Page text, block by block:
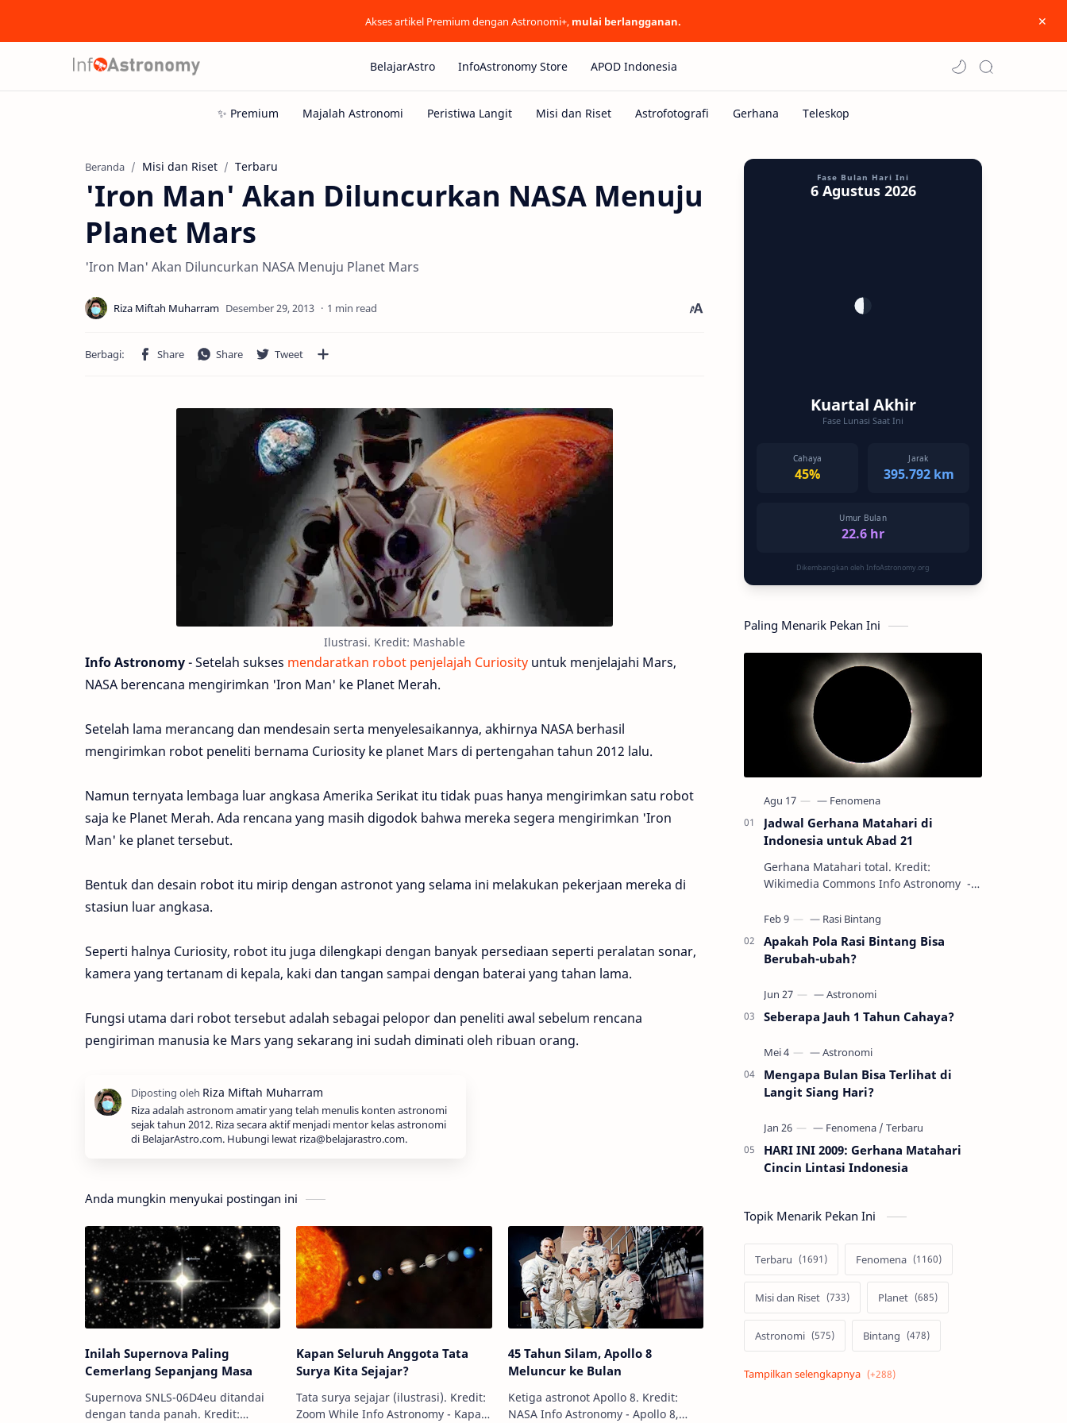
Akses artikel Premium dengan Astronomi+, mulai berlangganan.
BelajarAstro InfoAstronomy Store APOD Indonesia
Beranda Misi dan Riset Terbaru
'Iron Man' Akan Diluncurkan NASA Menuju
Planet Mars
'Iron Man' Akan Diluncurkan NASA Menuju Planet Mars
1 min read
Ilustrasi. Kredit: Mashable
Info Astronomy- Setelah sukses mendaratkan robot penjelajah Curiosity untuk menjelajahi Mars,
NASA berencana mengirimkan 'Iron Man' ke Planet Merah.
Setelah lama merancang dan mendesain serta menyelesaikannya, akhirnya NASA berhasil
mengirimkan robot peneliti bernama Curiosity ke planet Mars di pertengahan tahun 2012 lalu.
Namun ternyata lembaga luar angkasa Amerika Serikat itu tidak puas hanya mengirimkan satu robot
saja ke Planet Merah. Ada rencana yang masih digodok bahwa mereka segera mengirimkan 'Iron
Man' ke planet tersebut.
Bentuk dan desain robot itu mirip dengan astronot yang selama ini melakukan pekerjaan mereka di
stasiun luar angkasa.
Seperti halnya Curiosity, robot itu juga dilengkapi dengan banyak persediaan seperti peralatan sonar,
kamera yang tertanam di kepala, kaki dan tangan sampai dengan baterai yang tahan lama.
Fungsi utama dari robot tersebut adalah sebagai pelopor dan peneliti awal sebelum rencana
pengiriman manusia ke Mars yang sekarang ini sudah diminati oleh ribuan orang.
Riza adalah astronom amatir yang telah menulis konten astronomi
sejak tahun 2012. Riza secara aktif menjadi mentor kelas astronomi
di BelajarAstro.com. Hubungi lewat riza@belajarastro.com.
Anda mungkin menyukai postingan ini
Inilah Supernova Paling
Cemerlang Sepanjang Masa
Supernova SNLS-06D4eu ditandai
dengan tanda panah. Kredit:
Kapan Seluruh Anggota Tata
Surya Kita Sejajar?
Tata surya sejajar (ilustrasi). Kredit:
Zoom While Info Astronomy - Kapan
45 Tahun Silam, Apollo 8
Meluncur ke Bulan
Ketiga astronot Apollo 8. Kredit:
NASA Info Astronomy - Apollo 8,
Fase Bulan Hari Ini
6 Agustus 2026
Kuartal Akhir
Fase Lunasi Saat Ini
Cahaya
45%
Jarak
395.792 km
Umur Bulan
22.6 hr
Dikembangkan oleh InfoAstronomy.org
Paling Menarik Pekan Ini
Jadwal Gerhana Matahari di
Indonesia untuk Abad 21
Gerhana Matahari total. Kredit:
Wikimedia Commons Info Astronomy -
gerhana Matahari akan terjadi sebanyak
22…
Apakah Pola Rasi Bintang Bisa
Berubah-ubah?
Seberapa Jauh 1 Tahun Cahaya?
Mengapa Bulan Bisa Terlihat di
Langit Siang Hari?
HARI INI 2009: Gerhana Matahari
Cincin Lintasi Indonesia
Topik Menarik Pekan Ini
Terbaru Fenomena
Misi dan Riset Planet
Astronomi Bintang
Alam semesta Galaksi